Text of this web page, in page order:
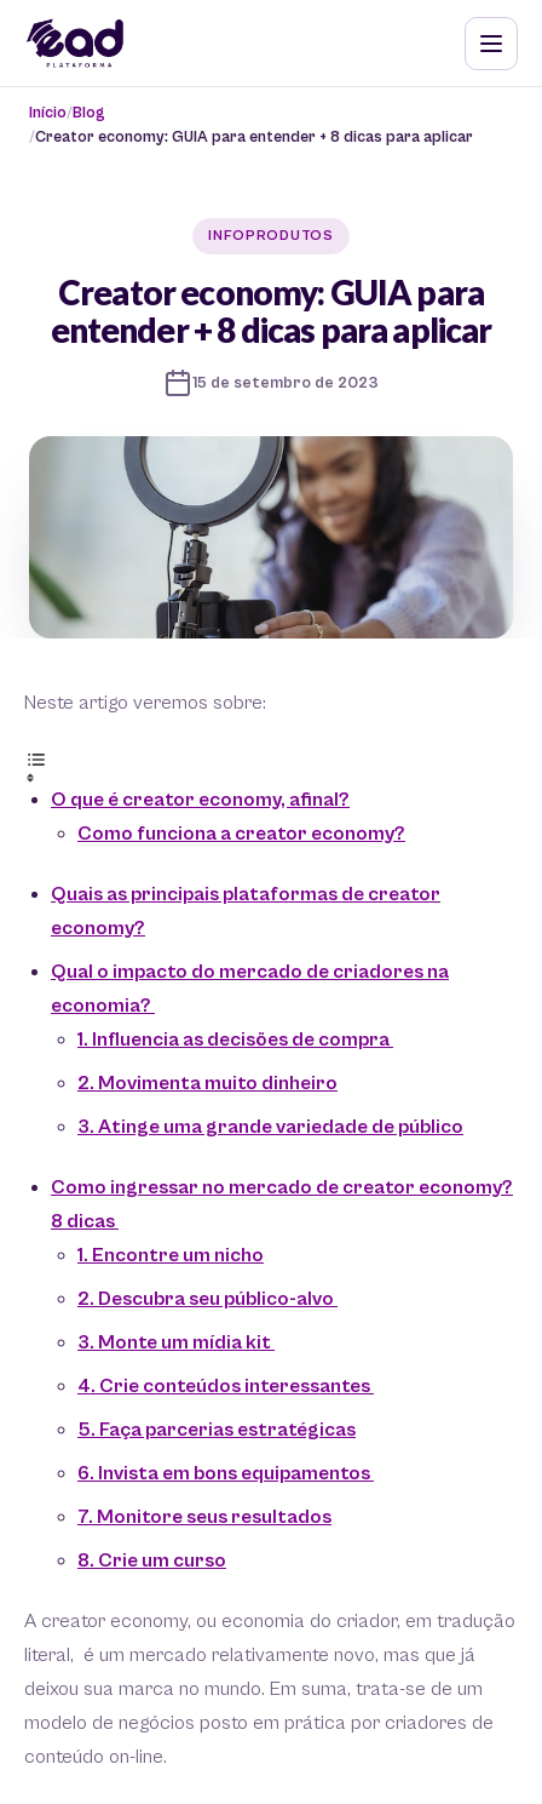
Início Blog
Creator economy: GUIA para entender + 8 dicas para aplicar
INFOPRODUTOS
Creator economy: GUIA para
entender + 8 dicas para aplicar
15 de setembro de 2023
Neste artigo veremos sobre:
O que é creator economy, afinal?
Como funciona a creator economy?
Quais as principais plataformas de creator
economy?
Qual o impacto do mercado de criadores na
economia?
1. Influencia as decisões de compra
2. Movimenta muito dinheiro
3. Atinge uma grande variedade de público
Como ingressar no mercado de creator economy?
8 dicas
1. Encontre um nicho
2. Descubra seu público-alvo
3. Monte um mídia kit
4. Crie conteúdos interessantes
5. Faça parcerias estratégicas
6. Invista em bons equipamentos
7. Monitore seus resultados
8. Crie um curso
A creator economy, ou economia do criador, em tradução
literal, é um mercado relativamente novo, mas que já
deixou sua marca no mundo. Em suma, trata-se de um
modelo de negócios posto em prática por criadores de
conteúdo on-line.